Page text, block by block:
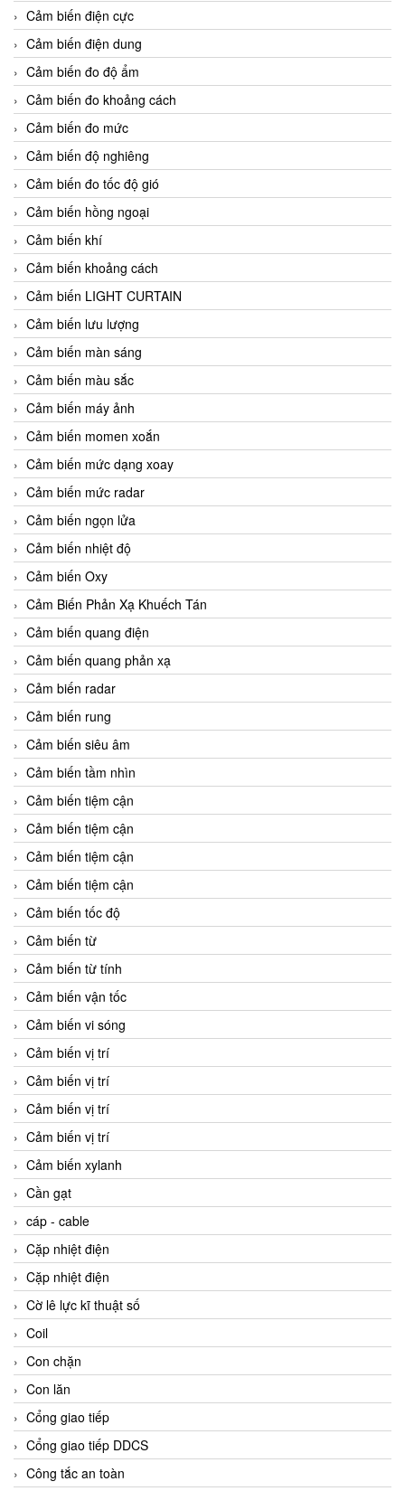
Cảm biến điện cực
Cảm biến điện dung
Cảm biến đo độ ẩm
Cảm biến đo khoảng cách
Cảm biến đo mức
Cảm biến độ nghiêng
Cảm biến đo tốc độ gió
Cảm biến hồng ngoại
Cảm biến khí
Cảm biến khoảng cách
Cảm biến LIGHT CURTAIN
Cảm biến lưu lượng
Cảm biến màn sáng
Cảm biến màu sắc
Cảm biến máy ảnh
Cảm biến momen xoắn
Cảm biến mức dạng xoay
Cảm biến mức radar
Cảm biến ngọn lửa
Cảm biến nhiệt độ
Cảm biến Oxy
Cảm Biến Phản Xạ Khuếch Tán
Cảm biến quang điện
Cảm biến quang phản xạ
Cảm biến radar
Cảm biến rung
Cảm biến siêu âm
Cảm biến tầm nhìn
Cảm biến tiệm cận
Cảm biến tiệm cận
Cảm biến tiệm cận
Cảm biến tiệm cận
Cảm biến tốc độ
Cảm biến từ
Cảm biến từ tính
Cảm biến vận tốc
Cảm biến vi sóng
Cảm biến vị trí
Cảm biến vị trí
Cảm biến vị trí
Cảm biến vị trí
Cảm biến xylanh
Cần gạt
cáp - cable
Cặp nhiệt điện
Cặp nhiệt điện
Cờ lê lực kĩ thuật số
Coil
Con chặn
Con lăn
Cổng giao tiếp
Cổng giao tiếp DDCS
Công tắc an toàn